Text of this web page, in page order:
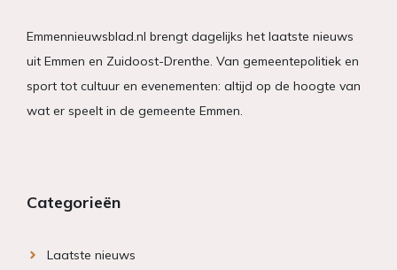
Emmennieuwsblad.nl brengt dagelijks het laatste nieuws
uit Emmen en Zuidoost-Drenthe. Van gemeentepolitiek en
sport tot cultuur en evenementen: altijd op de hoogte van
wat er speelt in de gemeente Emmen.
Categorieën
Laatste nieuws